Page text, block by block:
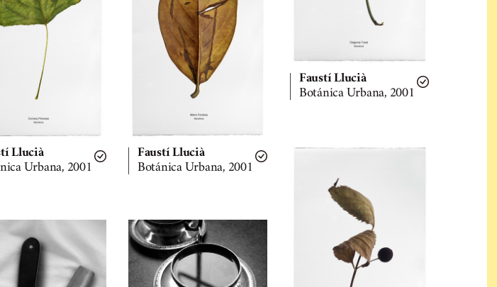
Faustí Llucià
Botánica Urbana, 2001
Llucià
Urbana, 2001
Faustí Llucià
Botánica Urbana, 2001